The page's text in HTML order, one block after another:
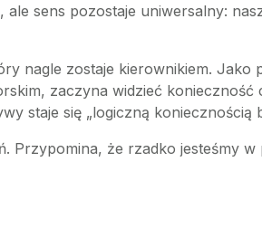
sens pozostaje uniwersalny:
nagle zostaje kierownikiem.
zaczyna widzieć konieczność
staje się „logiczną koniecznością
że rzadko jesteśmy w